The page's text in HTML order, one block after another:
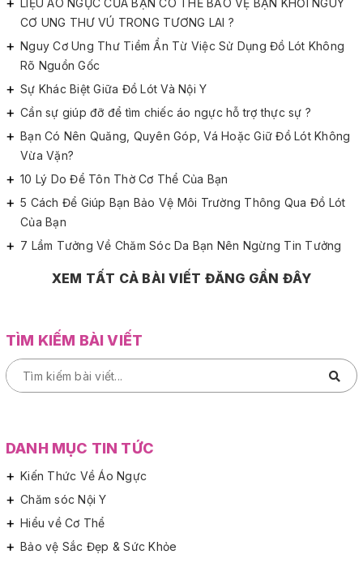
LIỆU ÁO NGỰC CỦA BẠN CÓ THỂ BẢO VỆ BẠN KHỎI NGUY
CƠ UNG THƯ VÚ TRONG TƯƠNG LAI ?
Nguy Cơ Ung Thư Tiềm Ẩn Từ Việc Sử Dụng Đồ Lót Không
Rõ Nguồn Gốc
Sự Khác Biệt Giữa Đồ Lót Và Nội Y
Cần sự giúp đỡ để tìm chiếc áo ngực hỗ trợ thực sự ?
Bạn Có Nên Quăng, Quyên Góp, Vá Hoặc Giữ Đồ Lót Không
Vừa Vặn?
10 Lý Do Để Tôn Thờ Cơ Thể Của Bạn
5 Cách Để Giúp Bạn Bảo Vệ Môi Trường Thông Qua Đồ Lót
Của Bạn
7 Lầm Tưởng Về Chăm Sóc Da Bạn Nên Ngừng Tin Tưởng
XEM TẤT CẢ BÀI VIẾT ĐĂNG GẦN ĐÂY
TÌM KIẾM BÀI VIẾT
DANH MỤC TIN TỨC
Kiến Thức Về Áo Ngực
Chăm sóc Nội Y
Hiểu về Cơ Thể
Bảo vệ Sắc Đẹp & Sức Khỏe